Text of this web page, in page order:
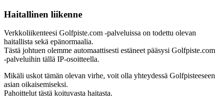
Haitallinen liikenne
Verkkoliikenteesi Golfpiste.com -palveluissa on todettu olevan
haitallista sekä epänormaalia.
Tästä johtuen olemme automaattisesti estäneet pääsysi Golfpiste.com
-palveluihin tällä IP-osoitteella.
Mikäli uskot tämän olevan virhe, voit olla yhteydessä Golfpisteeseen
asian oikaisemiseksi.
Pahoittelut tästä koituvasta haitasta.